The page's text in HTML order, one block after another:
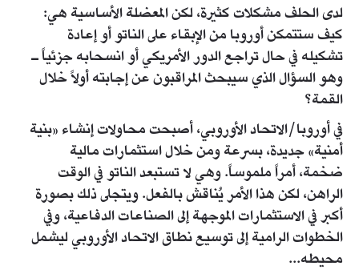
لدى الحلف مشكلات كثيرة، لكن المعضلة الأساسية هي:
كيف ستتمكن أوروبا من الإبقاء على الناتو أو إعادة
تشكيله في حال تراجع الدور الأمريكي أو انسحابه جزئياً ـ
وهو السؤال الذي سيبحث المراقبون عن إجابته أولاً خلال
القمة؟
في أوروبا/الاتحاد الأوروبي، أصبحت محاولات إنشاء «بنية
أمنية» جديدة، بسرعة ومن خلال استثمارات مالية
ضخمة، أمراً ملموساً. وهي لا تستبعد الناتو في الوقت
الراهن، لكن هذا الأمر يُناقش بالفعل. ويتجلى ذلك بصورة
أكبر في الاستثمارات الموجهة إلى الصناعات الدفاعية، وفي
الخطوات الرامية إلى توسيع نطاق الاتحاد الأوروبي ليشمل
محيطه...